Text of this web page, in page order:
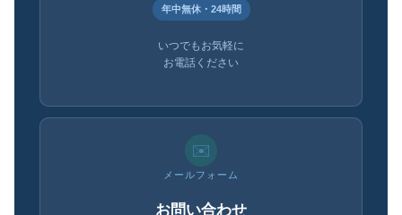
年中無休・24時間
いつでもお気軽に
お電話ください
✉️
メールフォーム
お問い合わせ